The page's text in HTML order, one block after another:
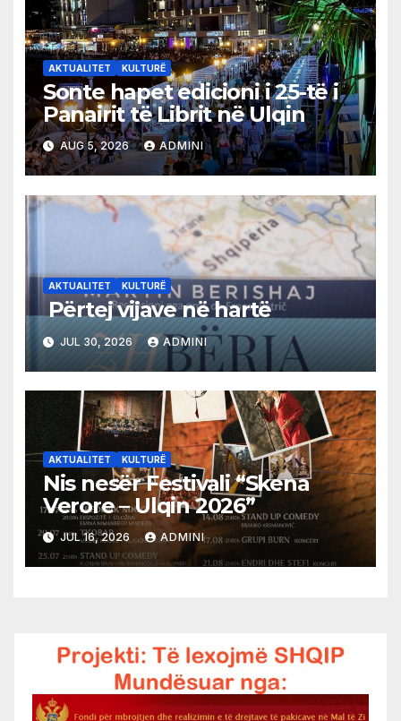
AKTUALITET KULTURË
Sonte hapet edicioni i 25-të i
Panairit të Librit në Ulqin
AUG 5, 2026 ADMINI
AKTUALITET KULTURË
Përtej vijave në hartë
JUL 30, 2026 ADMINI
AKTUALITET KULTURË
Nis nesër Festivali “Skena
Verore – Ulqin 2026”
JUL 16, 2026 ADMINI